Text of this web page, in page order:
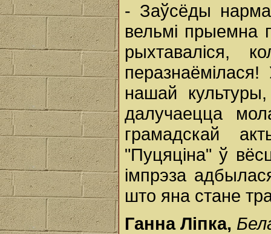
- Заўсёды
вельмі прыемна
рыхтаваліся,
нашай
далучаецца
грамадскай
"Пуцяціна" ў
імпрэза
што яна стане
Ганна Ліпка,